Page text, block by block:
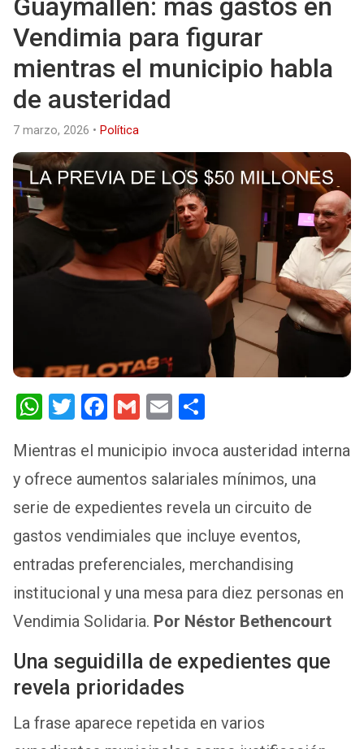
Guaymallén: más gastos en
Vendimia para figurar
mientras el municipio habla
de austeridad
7 marzo, 2026 • Política
W
at
s
A
p
p
T
tt
er
F
ce
b
o
o
k
G
ail
E
ail ar
e
Mientras el municipio invoca austeridad interna
y ofrece aumentos salariales mínimos, una
serie de expedientes revela un circuito de
gastos vendimiales que incluye eventos,
entradas preferenciales, merchandising
institucional y una mesa para diez personas en
Vendimia Solidaria. Por Néstor Bethencourt
Una seguidilla de expedientes que
revela prioridades
La frase aparece repetida en varios